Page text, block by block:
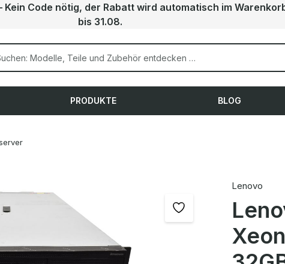
Code nötig, der Rabatt wird automatisch im
bis 31.08.
PRODUKTE BLOG
Lenovo